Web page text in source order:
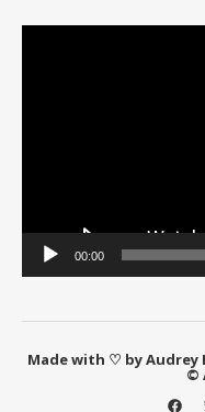
Lecteur
00:00
Made with ♡ by Audrey
©